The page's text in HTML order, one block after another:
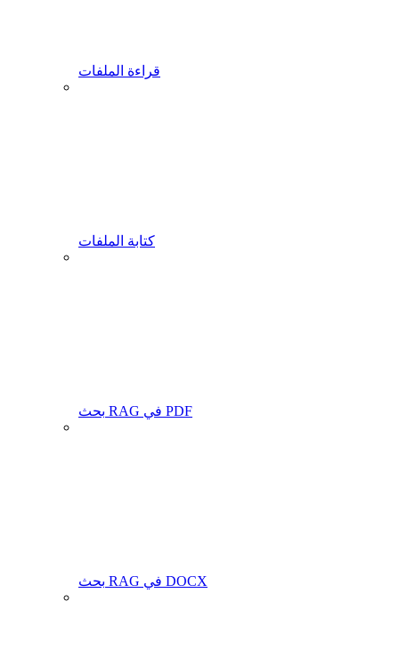
قراءة الملفات
كتابة الملفات
بحث RAG في PDF
بحث RAG في DOCX